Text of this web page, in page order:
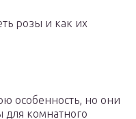
розы и как их
особенность, но они
для комнатного